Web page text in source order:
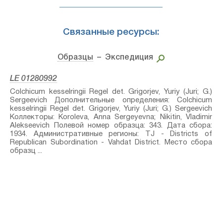
Связанные ресурсы:
Образцы – Экспедиция
LE 01280992
Colchicum kesselringii Regel⁣ det. Grigorjev, Yuriy (Juri; G.)
Sergeevich Дополнительные определения: Colchicum
kesselringii Regel⁣ det. Grigorjev, Yuriy (Juri; G.) Sergeevich
Коллекторы: Koroleva, Anna Sergeyevna; Nikitin, Vladimir
Alekseevich Полевой номер образца: 343. Дата сбора:
1934. Административные регионы: TJ - Districts of
Republican Subordination - Vahdat District. Место сбора
образц ...